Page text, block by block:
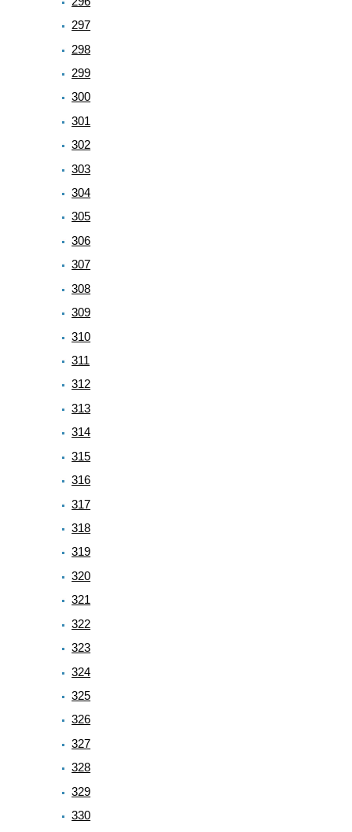
297
298
299
300
301
302
303
304
305
306
307
308
309
310
311
312
313
314
315
316
317
318
319
320
321
322
323
324
325
326
327
328
329
330